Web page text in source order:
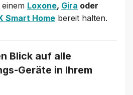
Loxone, Gira oder
Smart Home bereit halten.
Blick auf alle
Geräte in Ihrem